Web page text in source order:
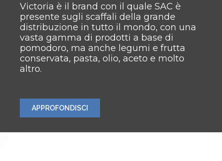
Victoria è il brand con il quale SAC è
presente sugli scaffali della grande
distribuzione in tutto il mondo, con una
vasta gamma di prodotti a base di
pomodoro, ma anche legumi e frutta
conservata, pasta, olio, aceto e molto
altro.
APPROFONDISCI